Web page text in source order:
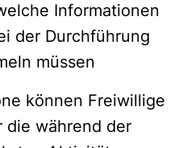
Informationen
der Durchführung
müssen
können Freiwillige
die während der